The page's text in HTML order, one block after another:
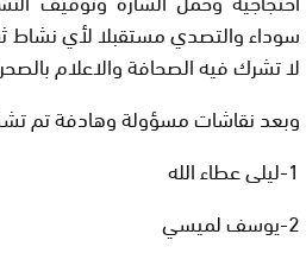
سوداء والتصدي مستقبلا لأي نشاط
لا تشرك فيه الصحافة والاعلام
وبعد نقاشات مسؤولة وهادفة تم
1-ليلى عطاء الله
2-يوسف لميسي